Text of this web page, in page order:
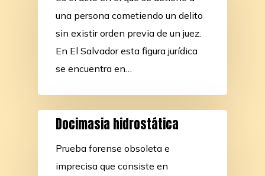
una persona cometiendo un delito
sin existir orden previa de un juez.
En El Salvador esta figura jurídica
se encuentra en…
Docimasia hidrostática
Prueba forense obsoleta e
imprecisa que consiste en